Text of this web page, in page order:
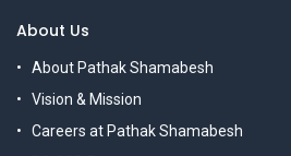
About Us
About Pathak Shamabesh
Vision & Mission
Careers at Pathak Shamabesh